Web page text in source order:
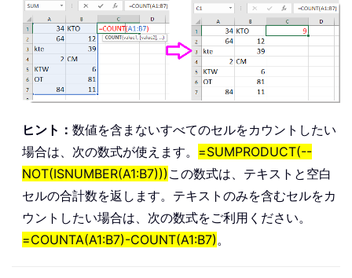
ヒント： 数値を含まないすべてのセルをカウントしたい
場合は、次の数式が使えます。 =SUMPRODUCT(--
NOT(ISNUMBER(A1:B7))) この数式は、テキストと空白
セルの合計数を返します。テキストのみを含むセルをカ
ウントしたい場合は、次の数式をご利用ください。
=COUNTA(A1:B7)-COUNT(A1:B7)。